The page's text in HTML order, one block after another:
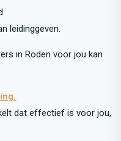
leidinggeven.
in Roden voor jou kan
dat effectief is voor jou,